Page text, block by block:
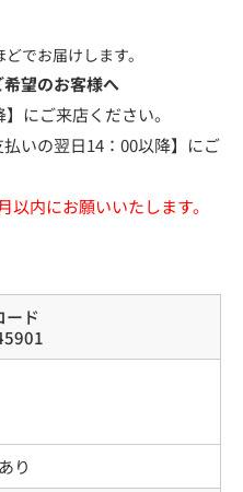
でお届けします。
望のお客様へ
にご来店ください。
いの翌日14：00以降】にご
内にお願いいたします。
ード
り